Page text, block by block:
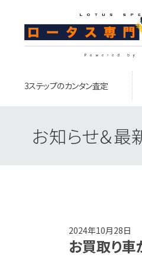
3ステップのカンタン査定
お知らせ＆最
2024年10月28日
お買取り車